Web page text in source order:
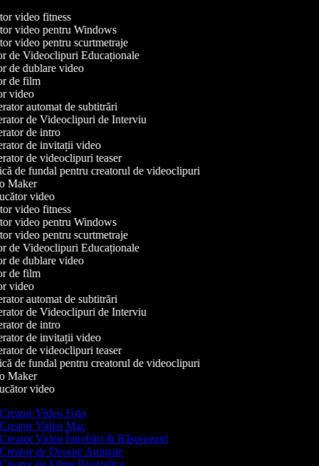
video fitness
video pentru Windows
video pentru scurtmetraje
de Videoclipuri Educaționale
de dublare video
de film
video
automat de subtitrări
de Videoclipuri de Interviu
de intro
de invitații video
de videoclipuri teaser
de fundal pentru creatorul de videoclipuri
Maker
video
video fitness
video pentru Windows
video pentru scurtmetraje
de Videoclipuri Educaționale
de dublare video
de film
video
automat de subtitrări
de Videoclipuri de Interviu
de intro
de invitații video
de videoclipuri teaser
de fundal pentru creatorul de videoclipuri
Maker
video
Video Foto
Video Mac
Video Întrebări & Răspunsuri
de Desene Animate